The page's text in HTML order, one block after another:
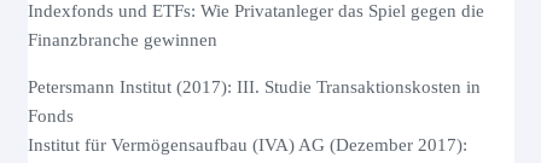
Indexfonds und ETFs: Wie Privatanleger das Spiel gegen die
Finanzbranche gewinnen
Petersmann Institut (2017): III. Studie Transaktionskosten in
Fonds
Institut für Vermögensaufbau (IVA) AG (Dezember 2017):